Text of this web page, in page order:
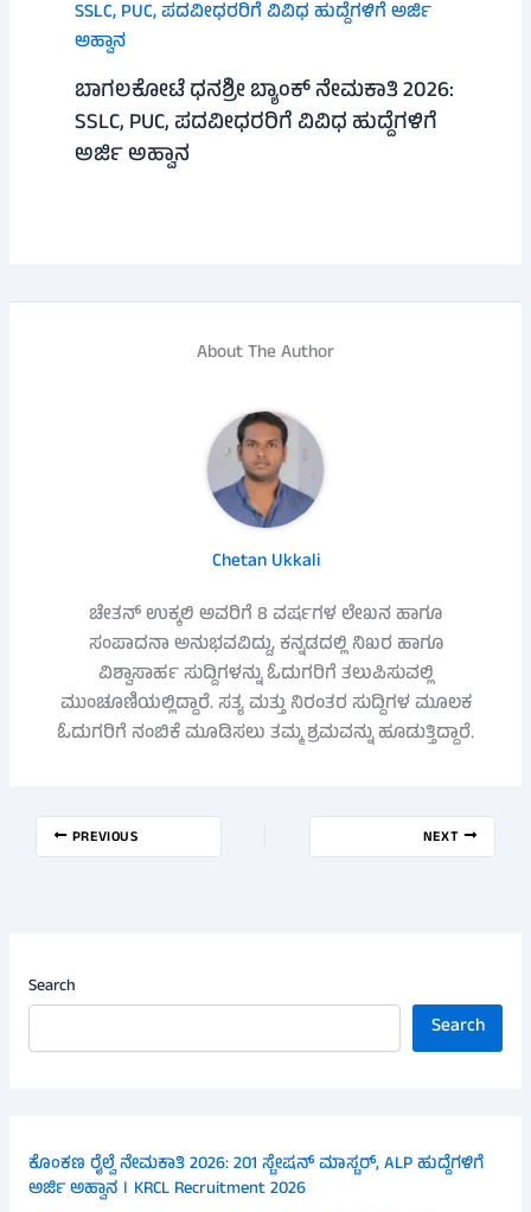
ಬಾಗಲಕೋಟೆ ಧನಶ್ರೀ ಬ್ಯಾಂಕ್ ನೇಮಕಾತಿ 2026:
SSLC, PUC, ಪದವೀಧರರಿಗೆ ವಿವಿಧ ಹುದ್ದೆಗಳಿಗೆ
ಅರ್ಜಿ ಅಹ್ವಾನ
About The Author
Chetan Ukkali
ಚೇತನ್ ಉಕ್ಕಲಿ ಅವರಿಗೆ 8 ವರ್ಷಗಳ ಲೇಖನ ಹಾಗೂ
ಸಂಪಾದನಾ ಅನುಭವವಿದ್ದು, ಕನ್ನಡದಲ್ಲಿ ನಿಖರ ಹಾಗೂ
ವಿಶ್ವಾಸಾರ್ಹ ಸುದ್ದಿಗಳನ್ನು ಓದುಗರಿಗೆ ತಲುಪಿಸುವಲ್ಲಿ
ಮುಂಚೂಣಿಯಲ್ಲಿದ್ದಾರೆ. ಸತ್ಯ ಮತ್ತು ನಿರಂತರ ಸುದ್ದಿಗಳ ಮೂಲಕ
ಓದುಗರಿಗೆ ನಂಬಿಕೆ ಮೂಡಿಸಲು ತಮ್ಮ ಶ್ರಮವನ್ನು ಹೂಡುತ್ತಿದ್ದಾರೆ.
PREVIOUS NEXT
Search
Search
ಕೊಂಕಣ ರೈಲ್ವೆ ನೇಮಕಾತಿ 2026: 201 ಸ್ಟೇಷನ್ ಮಾಸ್ಟರ್, ALP ಹುದ್ದೆಗಳಿಗೆ
ಅರ್ಜಿ ಅಹ್ವಾನ । KRCL Recruitment 2026